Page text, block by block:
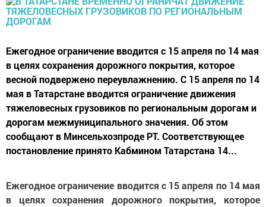
Ежегодное ограничение вводится с 15 апреля по 14 мая
в целях сохранения дорожного покрытия, которое
весной подвержено переувлажнению. С 15 апреля по 14
мая в Татарстане вводится ограничение движения
тяжеловесных грузовиков по региональным дорогам и
дорогам межмуниципального значения. Об этом
сообщают в Минсельхозпроде РТ. Соответствующее
постановление принято Кабмином Татарстана 14...
Ежегодное ограничение вводится с 15 апреля по 14 мая
в целях сохранения дорожного покрытия, которое